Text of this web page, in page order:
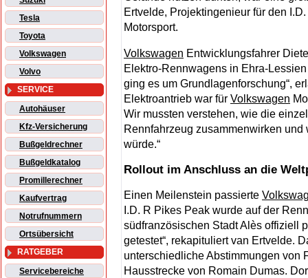
Tesla
Toyota
Volkswagen
Volvo
SERVICE
Autohäuser
Kfz-Versicherung
Bußgeldrechner
Bußgeldkatalog
Promillerechner
Kaufvertrag
Notrufnummern
Ortsübersicht
RATGEBER
Servicebereiche
Ertvelde, Projektingenieur für den
Motorsport.
Volkswagen Entwicklungsfahrer
Elektro-Rennwagens in Ehra-
ging es um Grundlagenforschung“,
Elektroantrieb war für Volkswagen
Wir mussten verstehen, wie die
Rennfahrzeug zusammenwirken
würde.“
Rollout im Anschluss an die
Einen Meilenstein passierte
I.D. R Pikes Peak wurde auf der
südfranzösischen Stadt Alès offiziell
getestet“, rekapituliert van Ertvelde.
unterschiedliche Abstimmungen von
Hausstrecke von Romain Dumas.